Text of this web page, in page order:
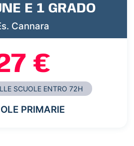
E 1 GRADO
Cannara
€
SCUOLE ENTRO 72H
PRIMARIE